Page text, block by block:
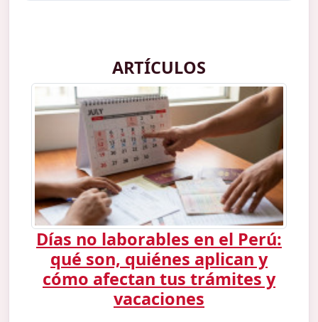
ARTÍCULOS
Días no laborables en el Perú:
qué son, quiénes aplican y
cómo afectan tus trámites y
vacaciones